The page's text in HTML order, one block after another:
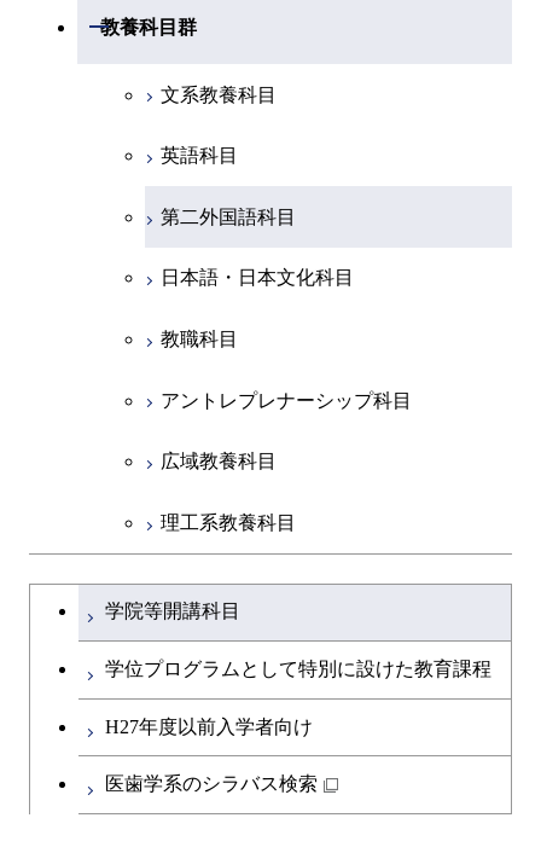
共通専門科目
共通専門科目
融合理工学系
初年次専門科目
創造プロセス科目
共通専門科目
工学院，物質理工学院，環境・社会
教養科目群
開閉
文系教養科目
英語科目
第二外国語科目
日本語・日本文化科目
教職科目
アントレプレナーシップ科目
広域教養科目
理工系教養科目
学士課程を切り替える
学院等開講科目
学位プログラムとして特別に設けた教育課程
H27年度以前入学者向け
医歯学系のシラバス検索